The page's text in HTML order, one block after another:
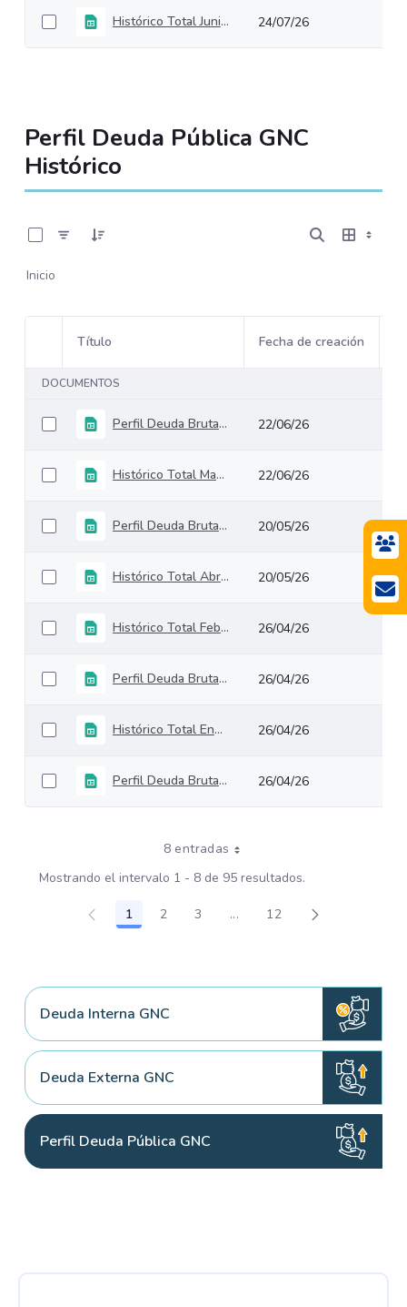
Histórico Total Junio2026 24/07/26
Perfil Deuda Pública GNC
Histórico
Inicio
Selección del elemento
Título Fecha de creación
DOCUMENTOS
Perfil Deuda Bruta GNC Mayo 2026 22/06/26
Histórico Total Mayo2026 22/06/26
Perfil Deuda Bruta GNC Abril 2026 20/05/26
Histórico Total Abril2026 20/05/26
Histórico Total Febrero2026 26/04/26
Perfil Deuda Bruta GNC Febrero 2026 26/04/26
Histórico Total Enero2026 26/04/26
Perfil Deuda Bruta GNC Enero 2026 26/04/26
8 entradas
Mostrando el intervalo 1 - 8 de 95 resultados.
Página
1 Página
2 Página
3 ...Páginas intermedias Use
Página
12
Deuda Interna GNC
Deuda Externa GNC
Perfil Deuda Pública GNC